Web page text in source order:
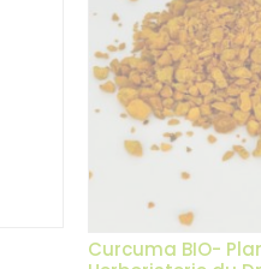
Curcuma BIO-